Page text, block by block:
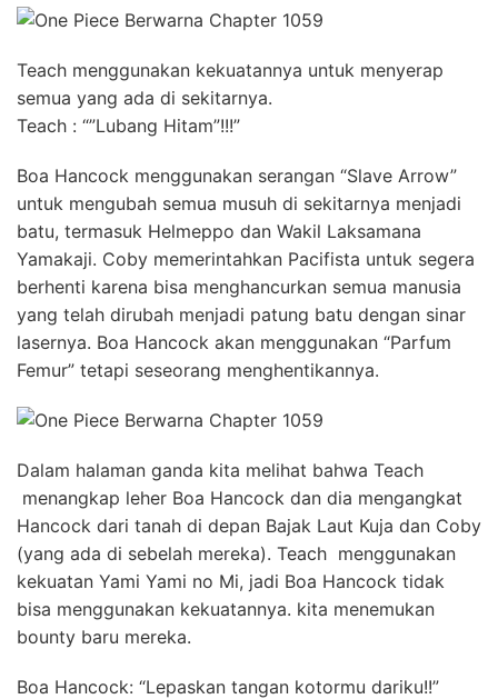
Teach menggunakan kekuatannya untuk menyerap
semua yang ada di sekitarnya.
Teach : “”Lubang Hitam”!!!”
Boa Hancock menggunakan serangan “Slave Arrow”
untuk mengubah semua musuh di sekitarnya menjadi
batu, termasuk Helmeppo dan Wakil Laksamana
Yamakaji. Coby memerintahkan Pacifista untuk segera
berhenti karena bisa menghancurkan semua manusia
yang telah dirubah menjadi patung batu dengan sinar
lasernya. Boa Hancock akan menggunakan “Parfum
Femur” tetapi seseorang menghentikannya.
Dalam halaman ganda kita melihat bahwa Teach
menangkap leher Boa Hancock dan dia mengangkat
Hancock dari tanah di depan Bajak Laut Kuja dan Coby
(yang ada di sebelah mereka). Teach menggunakan
kekuatan Yami Yami no Mi, jadi Boa Hancock tidak
bisa menggunakan kekuatannya. kita menemukan
bounty baru mereka.
Boa Hancock: “Lepaskan tangan kotormu dariku!!”